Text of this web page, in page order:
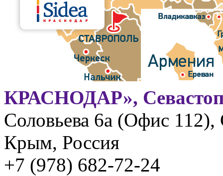
КРАСНОДАР»,
Соловьева 6а (Офис 112),
Крым, Россия
+7 (978) 682-72-24